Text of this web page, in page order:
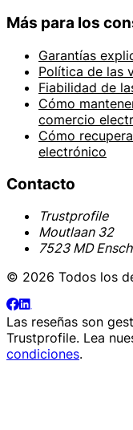
Más para los
Garantías
Política de las
Fiabilidad de
Cómo
comercio
Cómo
electrónico
Contacto
Trustprofile
Moutlaan 32
7523 MD
© 2026 Todos los
Las reseñas son
Trustprofile. Lea
condiciones.